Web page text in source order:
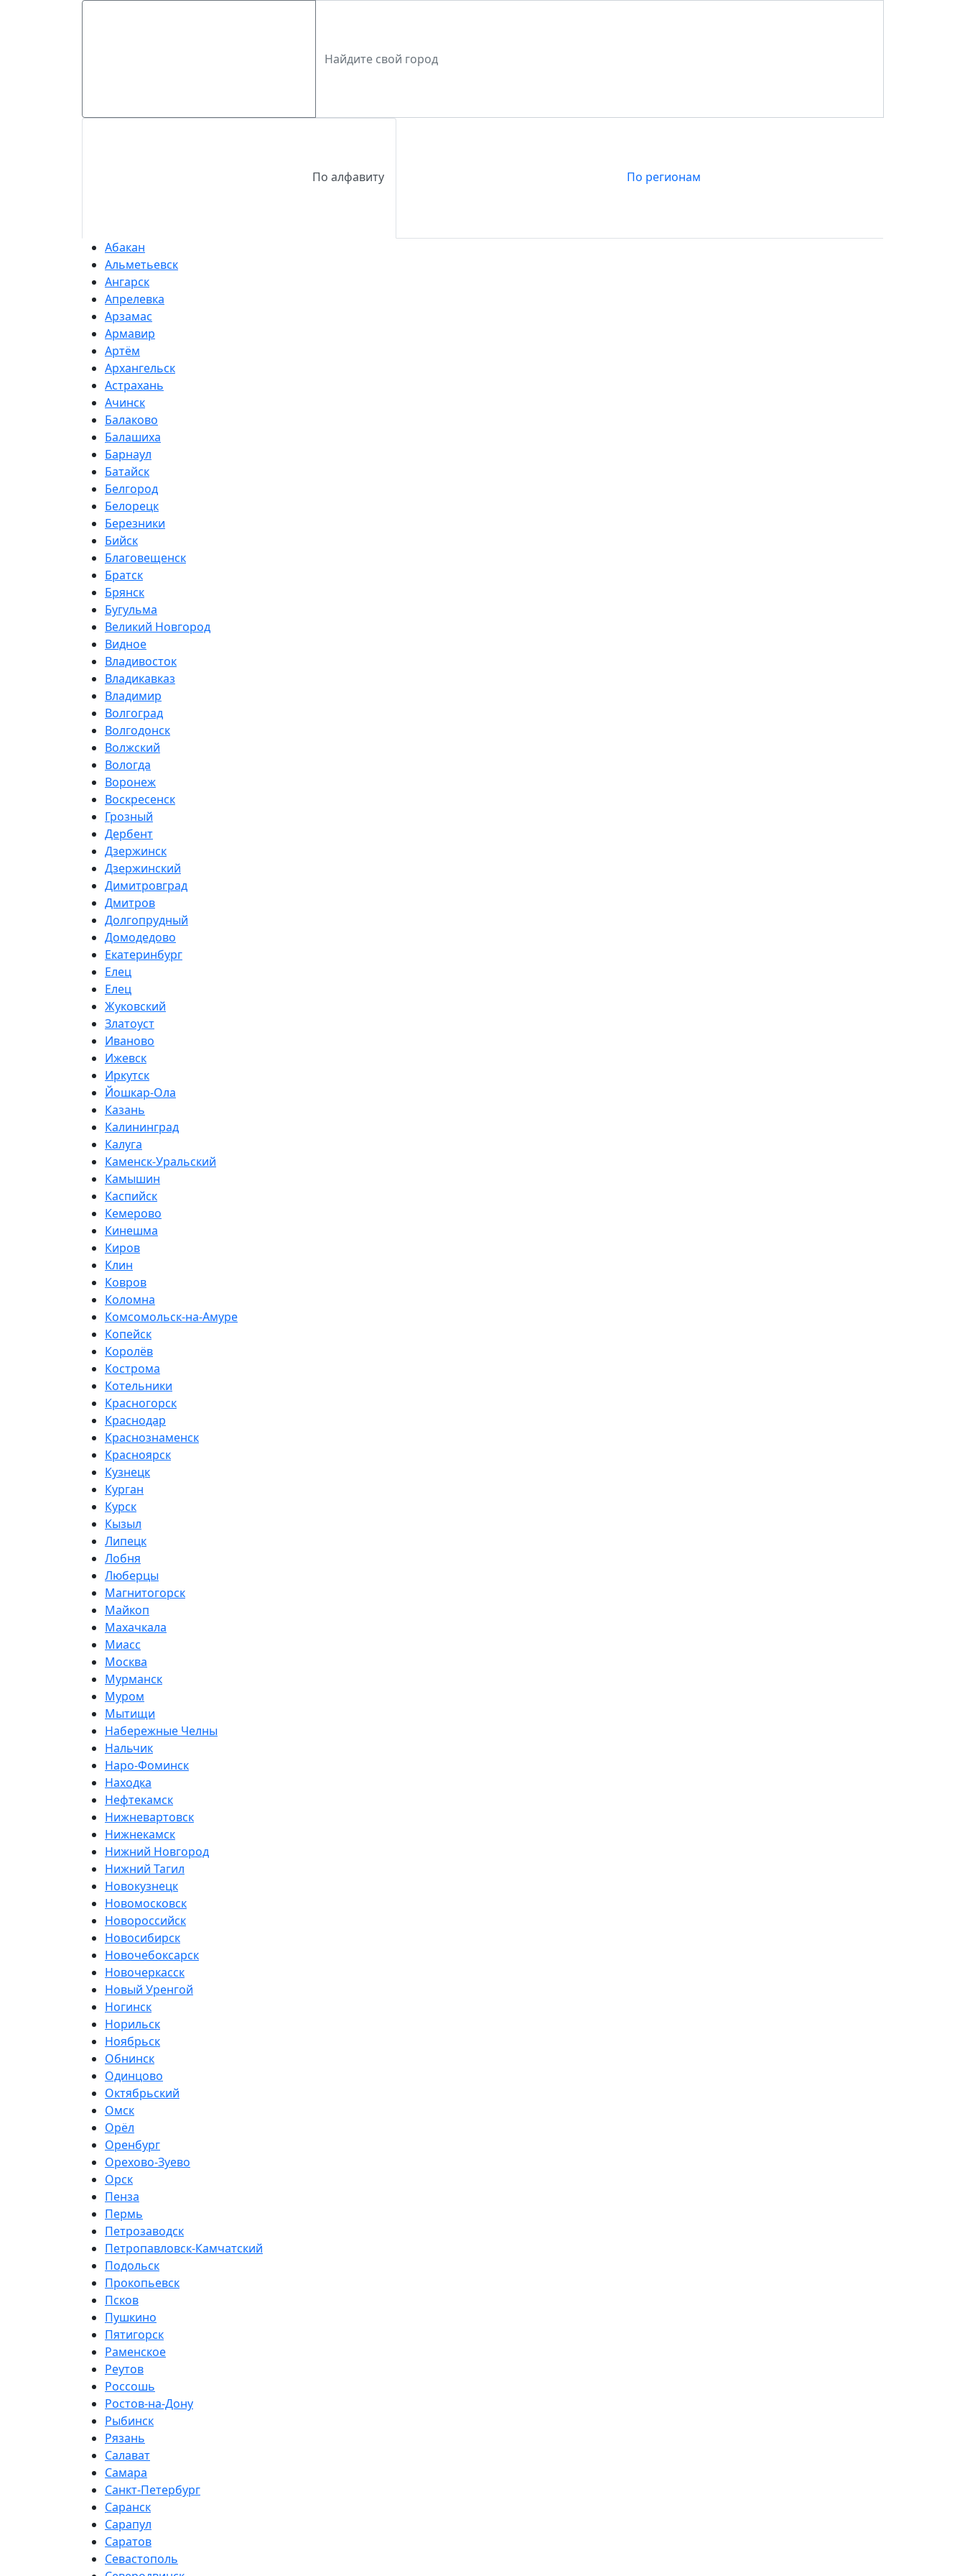
По алфавиту По регионам
Абакан
Альметьевск
Ангарск
Апрелевка
Арзамас
Армавир
Артём
Архангельск
Астрахань
Ачинск
Балаково
Балашиха
Барнаул
Батайск
Белгород
Белорецк
Березники
Бийск
Благовещенск
Братск
Брянск
Бугульма
Великий Новгород
Видное
Владивосток
Владикавказ
Владимир
Волгоград
Волгодонск
Волжский
Вологда
Воронеж
Воскресенск
Грозный
Дербент
Дзержинск
Дзержинский
Димитровград
Дмитров
Долгопрудный
Домодедово
Екатеринбург
Елец
Елец
Жуковский
Златоуст
Иваново
Ижевск
Иркутск
Йошкар-Ола
Казань
Калининград
Калуга
Каменск-Уральский
Камышин
Каспийск
Кемерово
Кинешма
Киров
Клин
Ковров
Коломна
Комсомольск-на-Амуре
Копейск
Королёв
Кострома
Котельники
Красногорск
Краснодар
Краснознаменск
Красноярск
Кузнецк
Курган
Курск
Кызыл
Липецк
Лобня
Люберцы
Магнитогорск
Майкоп
Махачкала
Миасс
Москва
Мурманск
Муром
Мытищи
Набережные Челны
Нальчик
Наро-Фоминск
Находка
Нефтекамск
Нижневартовск
Нижнекамск
Нижний Новгород
Нижний Тагил
Новокузнецк
Новомосковск
Новороссийск
Новосибирск
Новочебоксарск
Новочеркасск
Новый Уренгой
Ногинск
Норильск
Ноябрьск
Обнинск
Одинцово
Октябрьский
Омск
Орёл
Оренбург
Орехово-Зуево
Орск
Пенза
Пермь
Петрозаводск
Петропавловск-Камчатский
Подольск
Прокопьевск
Псков
Пушкино
Пятигорск
Раменское
Реутов
Россошь
Ростов-на-Дону
Рыбинск
Рязань
Салават
Самара
Санкт-Петербург
Саранск
Сарапул
Саратов
Севастополь